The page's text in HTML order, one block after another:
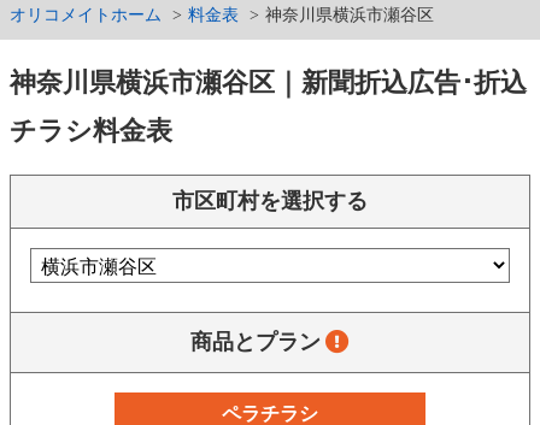
オリコメイトホーム 料金表 神奈川県横浜市瀬谷区
神奈川県横浜市瀬谷区｜新聞折込広告･折込
チラシ料金表
市区町村を選択する
商品とプラン
ペラチラシ